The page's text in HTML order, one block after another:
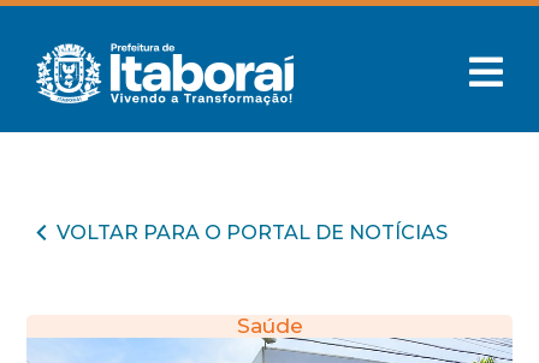
VOLTAR PARA O PORTAL DE NOTÍCIAS
Saúde